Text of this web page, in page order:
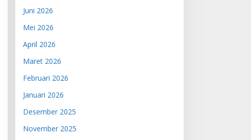
Juni 2026
Mei 2026
April 2026
Maret 2026
Februari 2026
Januari 2026
Desember 2025
November 2025